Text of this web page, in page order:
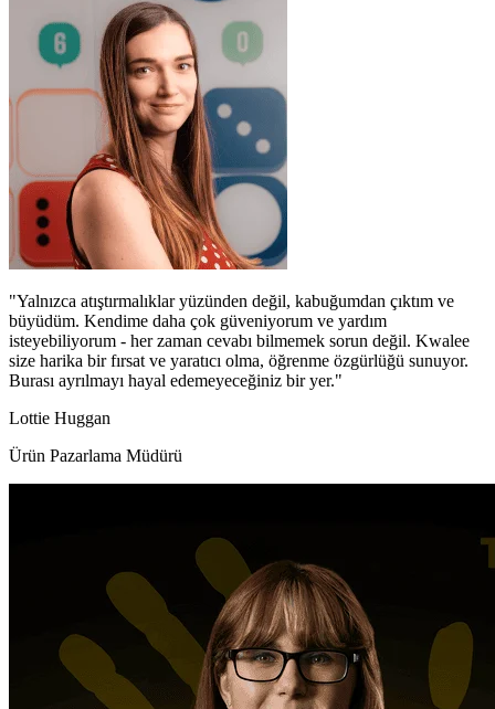
"Yalnızca atıştırmalıklar yüzünden değil, kabuğumdan çıktım ve
büyüdüm. Kendime daha çok güveniyorum ve yardım
isteyebiliyorum - her zaman cevabı bilmemek sorun değil. Kwalee
size harika bir fırsat ve yaratıcı olma, öğrenme özgürlüğü sunuyor.
Burası ayrılmayı hayal edemeyeceğiniz bir yer."
Lottie Huggan
Ürün Pazarlama Müdürü